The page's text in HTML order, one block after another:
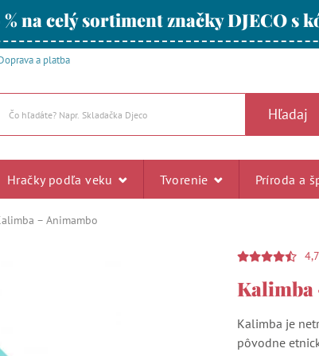
% na celý sortiment značky DJECO s
a platba
Hľadaj
Hračky podľa veku Tvorenie Príroda a
– Animambo
4,7
Kalimba
Kalimba je
pôvodne